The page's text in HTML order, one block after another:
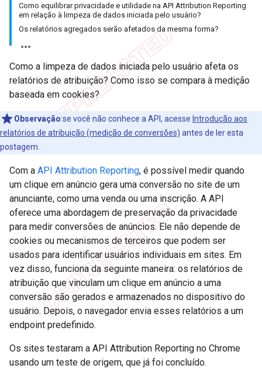
Como equilibrar privacidade e utilidade na API Attribution Reporting
em relação à limpeza de dados iniciada pelo usuário?
Os relatórios agregados serão afetados da mesma forma?
Como a limpeza de dados iniciada pelo usuário afeta os
relatórios de atribuição? Como isso se compara à medição
baseada em cookies?
Observação:se você não conhece a API, acesse Introdução aos
relatórios de atribuição (medição de conversões) antes de ler esta
postagem.
Com a API Attribution Reporting, é possível medir quando
um clique em anúncio gera uma conversão no site de um
anunciante, como uma venda ou uma inscrição. A API
oferece uma abordagem de preservação da privacidade
para medir conversões de anúncios. Ele não depende de
cookies ou mecanismos de terceiros que podem ser
usados para identificar usuários individuais em sites. Em
vez disso, funciona da seguinte maneira: os relatórios de
atribuição que vinculam um clique em anúncio a uma
conversão são gerados e armazenados no dispositivo do
usuário. Depois, o navegador envia esses relatórios a um
endpoint predefinido.
Os sites testaram a API Attribution Reporting no Chrome
usando um teste de origem, que já foi concluído.